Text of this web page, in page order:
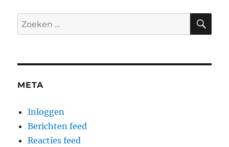
Zoeken
naar:
META
Inloggen
Berichten feed
Reacties feed